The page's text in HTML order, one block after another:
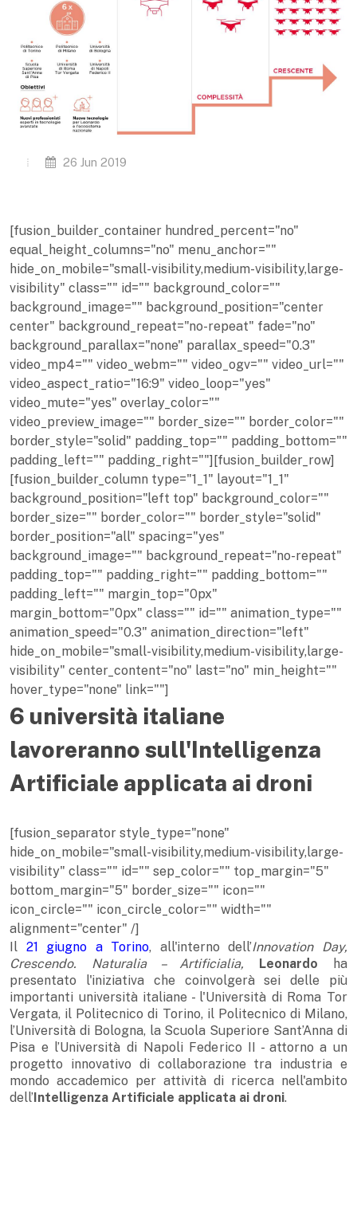
26 Jun 2019
[fusion_builder_container hundred_percent="no"
equal_height_columns="no" menu_anchor=""
hide_on_mobile="small-visibility,medium-visibility,large-
visibility" class="" id="" background_color=""
background_image="" background_position="center
center" background_repeat="no-repeat" fade="no"
background_parallax="none" parallax_speed="0.3"
video_mp4="" video_webm="" video_ogv="" video_url=""
video_aspect_ratio="16:9" video_loop="yes"
video_mute="yes" overlay_color=""
video_preview_image="" border_size="" border_color=""
border_style="solid" padding_top="" padding_bottom=""
padding_left="" padding_right=""][fusion_builder_row]
[fusion_builder_column type="1_1" layout="1_1"
background_position="left top" background_color=""
border_size="" border_color="" border_style="solid"
border_position="all" spacing="yes"
background_image="" background_repeat="no-repeat"
padding_top="" padding_right="" padding_bottom=""
padding_left="" margin_top="0px"
margin_bottom="0px" class="" id="" animation_type=""
animation_speed="0.3" animation_direction="left"
hide_on_mobile="small-visibility,medium-visibility,large-
visibility" center_content="no" last="no" min_height=""
hover_type="none" link=""]
6 università italiane
lavoreranno sull'Intelligenza
Artificiale applicata ai droni
[fusion_separator style_type="none"
hide_on_mobile="small-visibility,medium-visibility,large-
visibility" class="" id="" sep_color="" top_margin="5"
bottom_margin="5" border_size="" icon=""
icon_circle="" icon_circle_color="" width=""
alignment="center" /]
Il 21 giugno a Torino, all'interno dell’Innovation Day,
Crescendo. Naturalia – Artificialia,
Leonardo ha
presentato l'iniziativa che coinvolgerà sei delle più
importanti università italiane - l'Università di Roma Tor
Vergata, il Politecnico di Torino, il Politecnico di Milano,
l’Università di Bologna, la Scuola Superiore Sant’Anna di
Pisa e l’Università di Napoli Federico II - attorno a un
progetto innovativo di collaborazione tra industria e
mondo accademico per attività di ricerca nell'ambito
dell’ Intelligenza Artificiale applicata ai droni.